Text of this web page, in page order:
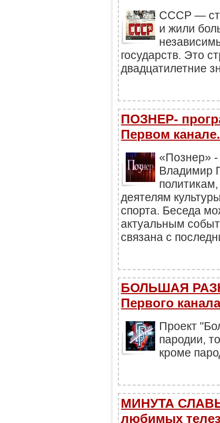
СССР —
и жили
государств. Это
двадцатилетние
ПОЗНЕР-
Первом канале.
«Познер»
Владимир
деятелям
спорта. Беседа
актуальным
связана с
БОЛЬШАЯ
Первого
Проект
пародии,
кроме
МИНУТА
любимых